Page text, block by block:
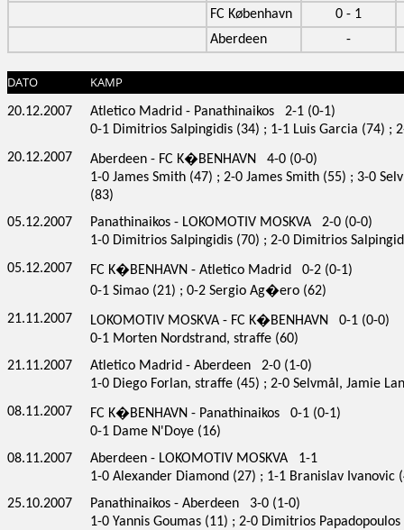
FC København
0 - 1
Aberdeen
-
DATO KAMP
20.12.2007
Atletico Madrid - Panathinaikos 2-1 (0-1)
0-1 Dimitrios Salpingidis (34) ; 1-1 Luis Garcia (74) ;
20.12.2007
Aberdeen - FC K�BENHAVN 4-0 (0-0)
1-0 James Smith (47) ; 2-0 James Smith (55) ; 3-0
(83)
05.12.2007
Panathinaikos - LOKOMOTIV MOSKVA 2-0 (0-0)
1-0 Dimitrios Salpingidis (70) ; 2-0 Dimitrios
05.12.2007
FC K�BENHAVN - Atletico Madrid 0-2 (0-1)
0-1 Simao (21) ; 0-2 Sergio Ag�ero (62)
21.11.2007
LOKOMOTIV MOSKVA - FC K�BENHAVN 0-1 (0-0)
0-1 Morten Nordstrand, straffe (60)
21.11.2007
Atletico Madrid - Aberdeen 2-0 (1-0)
1-0 Diego Forlan, straffe (45) ; 2-0 Selvmål, Jamie
08.11.2007
FC K�BENHAVN - Panathinaikos 0-1 (0-1)
0-1 Dame N'Doye (16)
08.11.2007
Aberdeen - LOKOMOTIV MOSKVA 1-1
1-0 Alexander Diamond (27) ; 1-1 Branislav Ivanovic
25.10.2007
Panathinaikos - Aberdeen 3-0 (1-0)
1-0 Yannis Goumas (11) ; 2-0 Dimitrios